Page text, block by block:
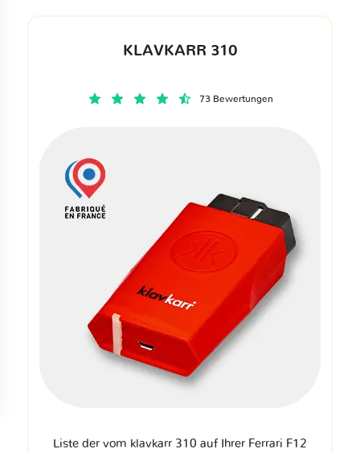
KLAVKARR 310
73 Bewertungen
Liste der vom klavkarr 310 auf Ihrer Ferrari F12